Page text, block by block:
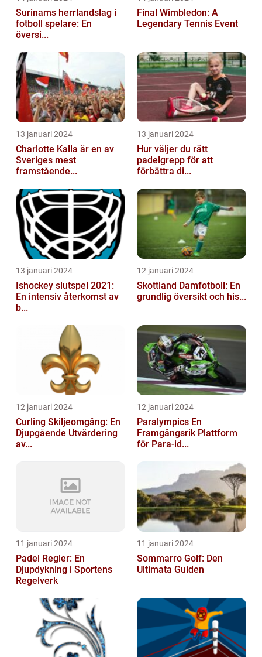
Surinams herrlandslag i
fotboll spelare: En
översi...
Final Wimbledon: A
Legendary Tennis Event
13 januari 2024
Charlotte Kalla är en av
Sveriges mest
framstående...
13 januari 2024
Hur väljer du rätt
padelgrepp för att
förbättra di...
13 januari 2024
Ishockey slutspel 2021:
En intensiv återkomst av
b...
12 januari 2024
Skottland Damfotboll: En
grundlig översikt och his...
12 januari 2024
Curling Skiljeomgång: En
Djupgående Utvärdering
av...
12 januari 2024
Paralympics En
Framgångsrik Plattform
för Para-id...
11 januari 2024
Padel Regler: En
Djupdykning i Sportens
Regelverk
11 januari 2024
Sommarro Golf: Den
Ultimata Guiden